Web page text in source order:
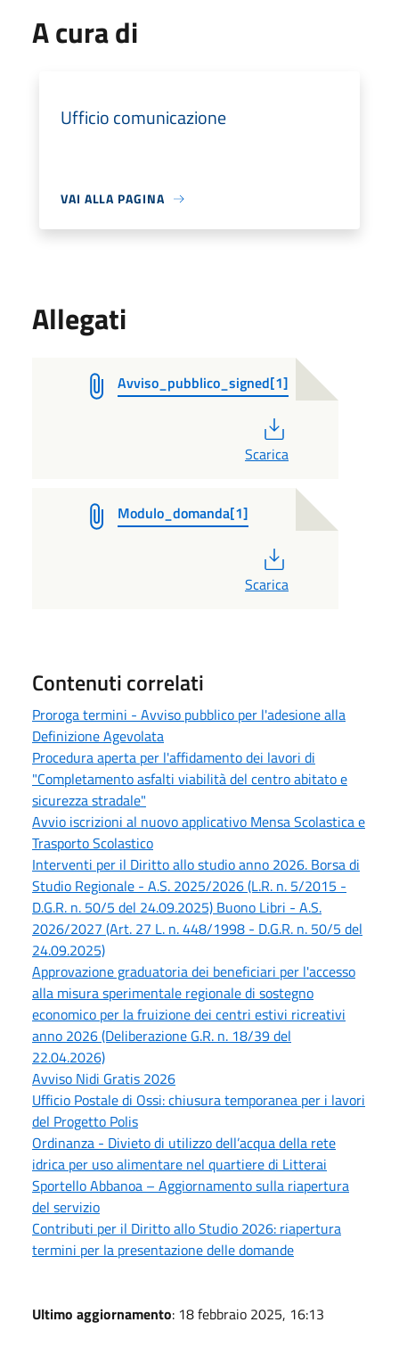
A cura di
Ufficio comunicazione
VAI ALLA PAGINA
Allegati
Avviso_pubblico_signed[1]
Scarica
Modulo_domanda[1]
Scarica
Contenuti correlati
Proroga termini - Avviso pubblico per l'adesione alla
Definizione Agevolata
Procedura aperta per l'affidamento dei lavori di
"Completamento asfalti viabilità del centro abitato e
sicurezza stradale"
Avvio iscrizioni al nuovo applicativo Mensa Scolastica e
Trasporto Scolastico
Interventi per il Diritto allo studio anno 2026. Borsa di
Studio Regionale - A.S. 2025/2026 (L.R. n. 5/2015 -
D.G.R. n. 50/5 del 24.09.2025) Buono Libri - A.S.
2026/2027 (Art. 27 L. n. 448/1998 - D.G.R. n. 50/5 del
24.09.2025)
Approvazione graduatoria dei beneficiari per l'accesso
alla misura sperimentale regionale di sostegno
economico per la fruizione dei centri estivi ricreativi
anno 2026 (Deliberazione G.R. n. 18/39 del
22.04.2026)
Avviso Nidi Gratis 2026
Ufficio Postale di Ossi: chiusura temporanea per i lavori
del Progetto Polis
Ordinanza - Divieto di utilizzo dell’acqua della rete
idrica per uso alimentare nel quartiere di Litterai
Sportello Abbanoa – Aggiornamento sulla riapertura
del servizio
Contributi per il Diritto allo Studio 2026: riapertura
termini per la presentazione delle domande
Ultimo aggiornamento: 18 febbraio 2025, 16:13